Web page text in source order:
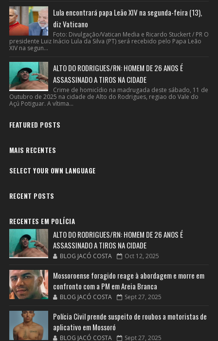
Lula encontrará papa Leão XIV na segunda-feira (13),
diz Vaticano
Foto: Divulgação/Vatican Media e Ricardo Stuckert / PR O
presidente Luiz Inácio Lula da Silva (PT) será recebido pelo Papa Leão
XIV na segun...
ALTO DO RODRIGUES/RN: HOMEM DE 26 ANOS É
ASSASSINADO A TIROS NA CIDADE
Crime de homicídio na madrugada deste sábado, 11 de
Outubro de 2025 na cidade de Alto do Rodrigues, regiao do Vale do
Açú Potiguar. A vítima...
FEATURED POSTS
MAIS RECENTES
SELECT YOUR OWN LANGUAGE
RECENT POSTS
RECENTES EM POLÍCIA
ALTO DO RODRIGUES/RN: HOMEM DE 26 ANOS É
ASSASSINADO A TIROS NA CIDADE
BLOG JACÓ COSTA Oct 12, 2025
Mossoroense foragido reage à abordagem e morre em
confronto com a PM em Areia Branca
BLOG JACÓ COSTA Sept 27, 2025
Polícia Civil prende suspeito de roubos a motoristas de
aplicativo em Mossoró
BLOG JACÓ COSTA Sept 27, 2025